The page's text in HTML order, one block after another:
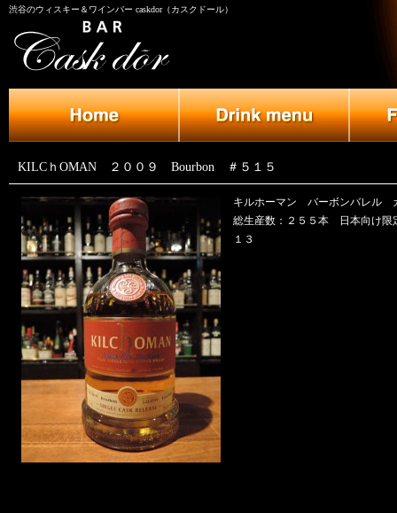
渋谷のウィスキー＆ワインバー caskdor（カスクドール）
KILCｈOMAN ２００９ Bourbon ＃５１５
キルホーマン バーボンバレル
総生産数：２５５本 日本向け
１３